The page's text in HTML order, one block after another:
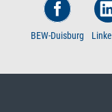
BEW-Duisburg